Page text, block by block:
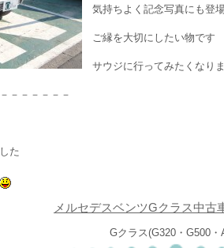
気持ちよく記念写真にも登
ご縁を大切にしたい物です
サウジに行ってみたくなりま
－－－－－－
た
メルセデスベンツGクラス中古
Gクラス(G320・G500・